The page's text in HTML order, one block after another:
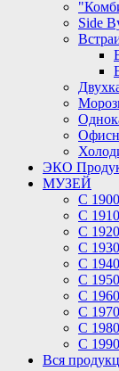
Side
ЭКО
МУЗЕЙ
С 1900
С 1910
C 1920
С 1930
С 1940
С 1950
С 1960
С 1970
С 1980
С 1990
Вся